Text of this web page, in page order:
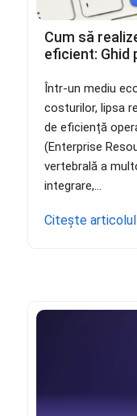
Cum să
eficient: Ghid
Într-un mediu
costurilor, lipsa
de eficiență
(Enterprise
vertebrală a
integrare,...
Citește articolul